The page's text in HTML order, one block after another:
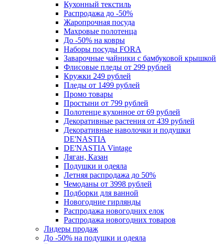
Кухонный текстиль
Распродажа до -50%
Жаропрочная посуда
Махровые полотенца
До -50% на ковры
Наборы посуды FORA
Заварочные чайники с бамбуковой крышкой
Флисовые пледы от 299 рублей
Кружки 249 рублей
Пледы от 1499 рублей
Промо товары
Простыни от 799 рублей
Полотенце кухонное от 69 рублей
Декоративные растения от 439 рублей
Декоративные наволочки и подушки
DE'NASTIA
DE'NASTIA Vintage
Ляган, Казан
Подушки и одеяла
Летняя распродажа до 50%
Чемоданы от 3998 рублей
Подборки для ванной
Новогодние гирлянды
Распродажа новогодних елок
Распродажа новогодних товаров
Лидеры продаж
До -50% на подушки и одеяла